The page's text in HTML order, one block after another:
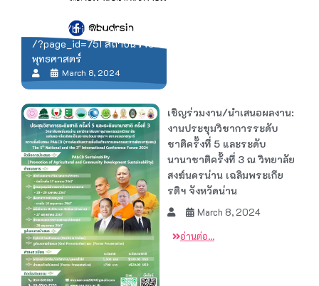
https://bri.mcu.ac.th/rsp
/?page_id=751 สถาบันวิจัย
พุทธศาสตร์
March 8, 2024
เชิญร่วมงาน/นำเสนอผลงาน:
งานประชุมวิชาการระดับ
ชาติครั้งที่ 5 และระดับ
นานาชาติครั้งที่ 3 ณ วิทยาลัย
สงฆ์นครน่าน เฉลิมพระเกีย
รติฯ จังหวัดน่าน
March 8, 2024
อ่านต่อ...